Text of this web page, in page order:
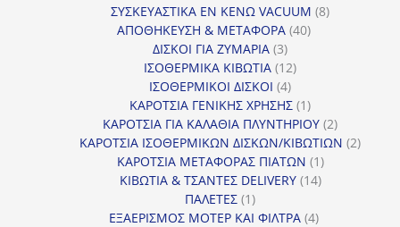
ΣΥΣΚΕΥΑΣΤΙΚΑ ΕΝ ΚΕΝΩ VACUUM 88
ΑΠΟΘΗΚΕΥΣΗ & ΜΕΤΑΦΟΡΑ 4040
ΔΙΣΚΟΙ ΓΙΑ ΖΥΜΑΡΙΑ 33
προϊόντα
ΙΣΟΘΕΡΜΙΚΑ ΚΙΒΩΤΙΑ 1212
ΙΣΟΘΕΡΜΙΚΟΙ ΔΙΣΚΟΙ 44
προϊόντα
ΚΑΡΟΤΣΙΑ ΓΕΝΙΚΗΣ ΧΡΗΣΗΣ 11
προϊόν
ΚΑΡΟΤΣΙΑ ΓΙΑ ΚΑΛΑΘΙΑ ΠΛΥΝΤΗΡΙΟΥ 22
προϊόντα
ΚΑΡΟΤΣΙΑ ΙΣΟΘΕΡΜΙΚΩΝ ΔΙΣΚΩΝ/ΚΙΒΩΤΙΩΝ 22
ΚΑΡΟΤΣΙΑ ΜΕΤΑΦΟΡΑΣ ΠΙΑΤΩΝ 11
προϊόν
ΚΙΒΩΤΙΑ & ΤΣΑΝΤΕΣ DELIVERY 1414
ΠΑΛΕΤΕΣ 11
προϊόν
ΕΞΑΕΡΙΣΜΟΣ ΜΟΤΕΡ ΚΑΙ ΦΙΛΤΡΑ 44